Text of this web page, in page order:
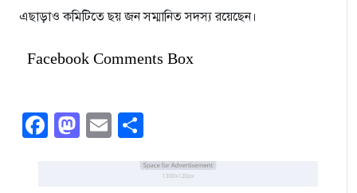
এছাড়াও কমিটিতে ছয় জন সম্মানিত সদস্য রয়েছেন।
Facebook Comments Box
Facebook
Mastodon
Email